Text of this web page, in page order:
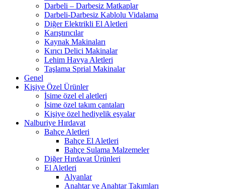
Darbeli – Darbesiz Matkaplar
Darbeli-Darbesiz Kablolu Vidalama
Diğer Elektrikli El Aletleri
Karıştırıcılar
Kaynak Makinaları
Kırıcı Delici Makinalar
Lehim Havya Aletleri
Taşlama Sprial Makinalar
Genel
Kişiye Özel Ürünler
İsime özel el aletleri
İsime özel takım çantaları
Kişiye özel hediyelik eşyalar
Nalburiye Hırdavat
Bahçe Aletleri
Bahçe El Aletleri
Bahçe Sulama Malzemeler
Diğer Hırdavat Ürünleri
El Aletleri
Alyanlar
Anahtar ve Anahtar Takımları